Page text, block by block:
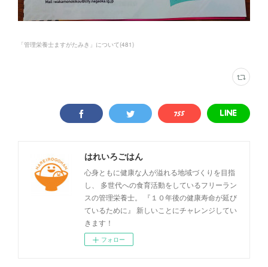
「管理栄養士ますがたみき」について(481)
はれいろごはん
心身ともに健康な人が溢れる地域づくりを目指
し、 多世代への食育活動をしているフリーラン
スの管理栄養士。 『１０年後の健康寿命が延び
ているために』 新しいことにチャレンジしてい
きます！
フォロー